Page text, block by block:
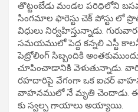
తొట్టంబేడు మండల పరిధిలోని
సింగమాల ఫారెస్టు చెక్ పోస్టు లో
విధులు నిర్వహిస్తున్నాడు.
సమయములో పెద్ద కన్నలి ఎస్టీ
పెట్రోలింగ్ సిబ్బందికి
చూపించాడానికి
రహదారిపై వేగంగా ఒక ఐచర్
వాహనములో నే మృతి చెందాడు. ఈ
కు స్వల్ప గాయాలు అయ్యాయి.